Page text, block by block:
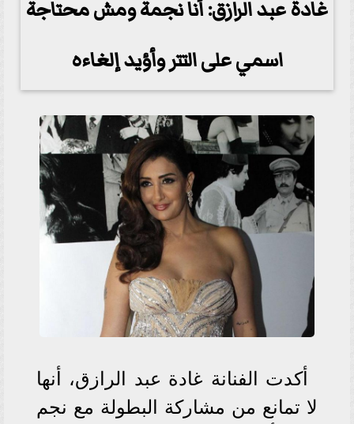
غادة عبد الرازق: أنا نجمة ومش محتاجة
اسمي على التتر وأؤيد إلغاءه
أكدت الفنانة غادة عبد الرازق، أنها
لا تمانع من مشاركة البطولة مع نجم